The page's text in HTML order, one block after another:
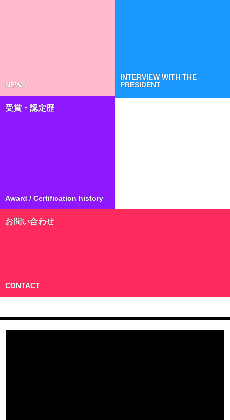
NEWS
INTERVIEW WITH THE
PRESIDENT
受賞・認定歴
Award / Certification history
お問い合わせ
CONTACT